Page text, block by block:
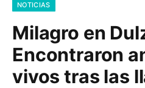
NOTICIAS
Milagro en
Encontraron
vivos tras las